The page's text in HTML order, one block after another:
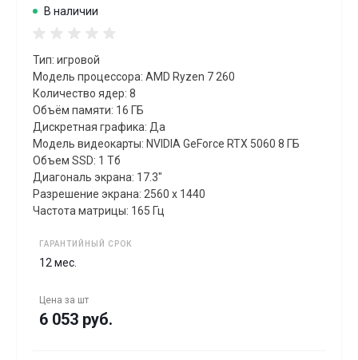
В наличии
Тип: игровой
Модель процессора: AMD Ryzen 7 260
Количество ядер: 8
Объём памяти: 16 ГБ
Дискретная графика: Да
Модель видеокарты: NVIDIA GeForce RTX 5060 8 ГБ
Объем SSD: 1 Тб
Диагональ экрана: 17.3"
Разрешение экрана: 2560 x 1440
Частота матрицы: 165 Гц
ГАРАНТИЙНЫЙ СРОК
12 мес.
Цена за шт
6 053 руб.